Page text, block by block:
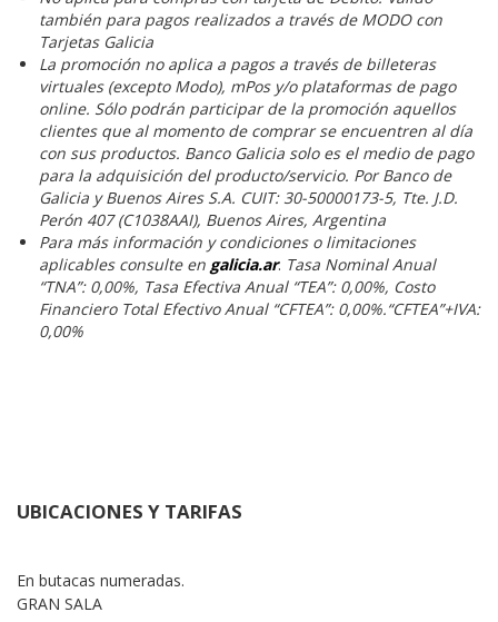
también para pagos realizados a través de MODO con
Tarjetas Galicia
La promoción no aplica a pagos a través de billeteras
virtuales (excepto Modo), mPos y/o plataformas de pago
online. Sólo podrán participar de la promoción aquellos
clientes que al momento de comprar se encuentren al día
con sus productos. Banco Galicia solo es el medio de pago
para la adquisición del producto/servicio. Por Banco de
Galicia y Buenos Aires S.A. CUIT: 30-50000173-5, Tte. J.D.
Perón 407 (C1038AAI), Buenos Aires, Argentina
Para más información y condiciones o limitaciones
aplicables consulte en galicia.ar. Tasa Nominal Anual
“TNA”: 0,00%, Tasa Efectiva Anual “TEA”: 0,00%, Costo
Financiero Total Efectivo Anual “CFTEA”: 0,00%.“CFTEA”+IVA:
0,00%
UBICACIONES Y TARIFAS
En butacas numeradas.
GRAN SALA